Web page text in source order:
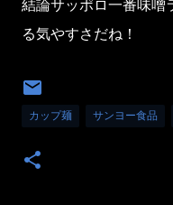
結論サッポロ一番味噌
る気やすさだね！
カップ麺 サンヨー食品